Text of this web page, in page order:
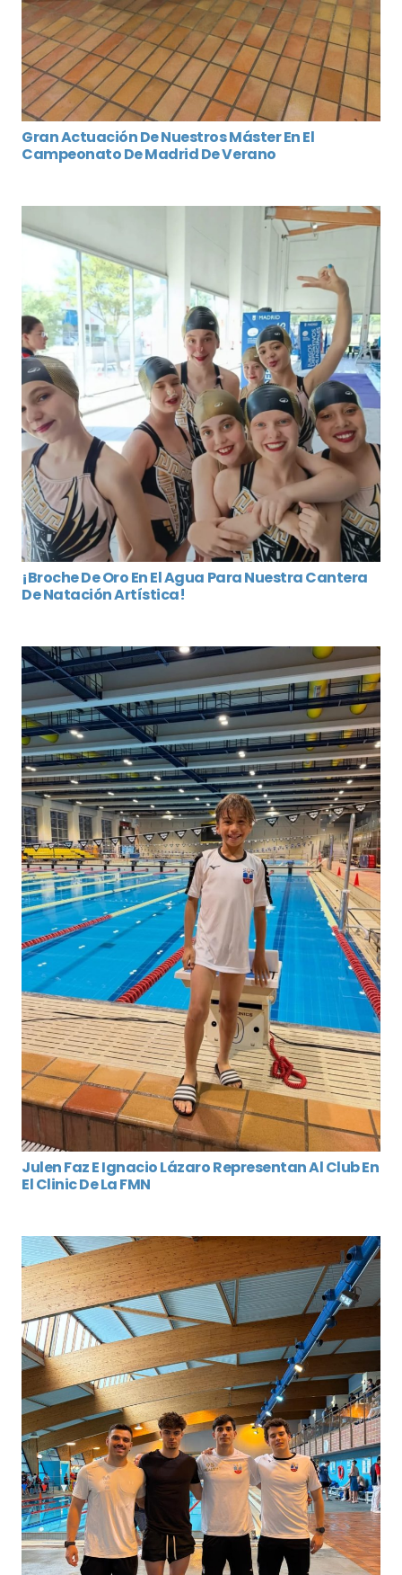
Gran Actuación De Nuestros Máster En El
Campeonato De Madrid De Verano
¡Broche De Oro En El Agua Para Nuestra Cantera
De Natación Artística!
Julen Faz E Ignacio Lázaro Representan Al Club En
El Clinic De La FMN